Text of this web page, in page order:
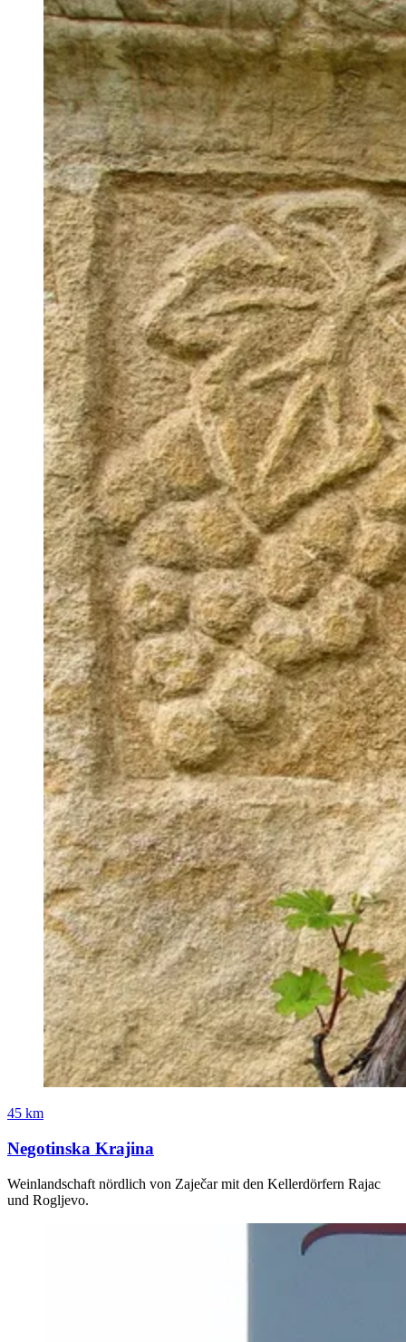
45 km
Negotinska Krajina
Weinlandschaft nördlich von Zaječar mit den Kellerdörfern Rajac
und Rogljevo.